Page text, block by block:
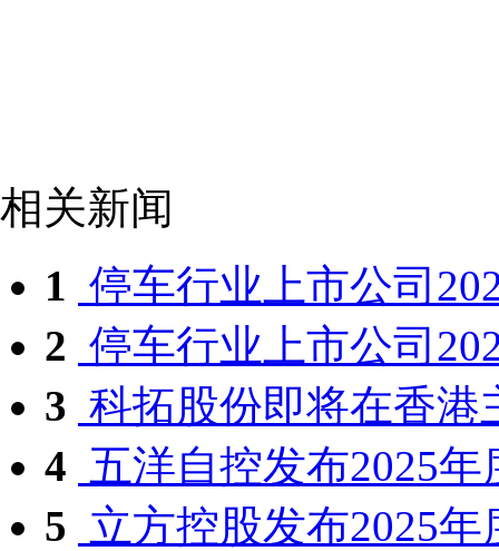
相关新闻
1 停车行业上市公司
2 停车行业上市公司
3 科拓股份即将在香港
4 五洋自控发布2025年
5 立方控股发布2025年